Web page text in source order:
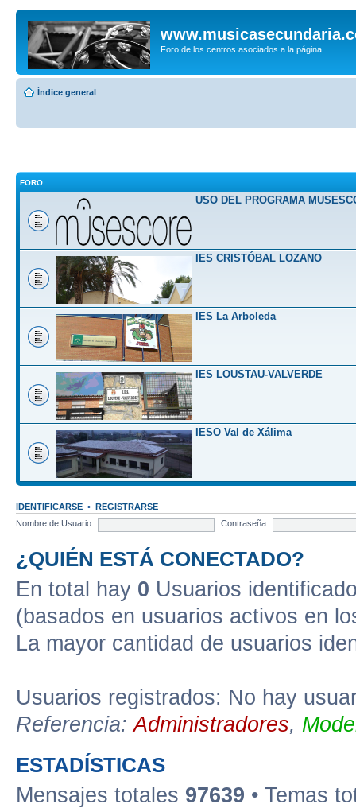
Foro de los centros asociados a la página.
Índice general
FORO
USO DEL PROGRAMA
IES CRISTÓBAL LOZANO
IES La Arboleda
IES LOUSTAU-VALVERDE
IESO Val de Xálima
IDENTIFICARSE • REGISTRARSE
Nombre de Usuario:
Contraseña:
¿QUIÉN ESTÁ CONECTADO?
En total hay 0 Usuarios
(basados en usuarios activos en
La mayor cantidad de usuarios
Usuarios registrados: No hay
Referencia:Administradores,
ESTADÍSTICAS
Mensajes totales 97639 • Temas